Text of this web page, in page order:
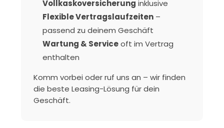
Vollkaskoversicherung inklusive
Flexible Vertragslaufzeiten –
passend zu deinem Geschäft
Wartung & Serviceoft im Vertrag
enthalten
Komm vorbei oder ruf uns an – wir finden
die beste Leasing-Lösung für dein
Geschäft.